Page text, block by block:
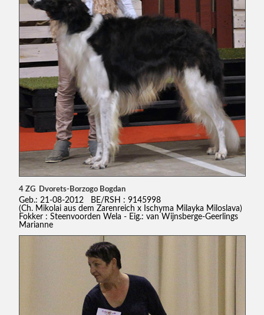
4 ZG Dvorets-Borzogo Bogdan
Geb.: 21-08-2012 BE/RSH : 9145998
(Ch. Mikolai aus dem Zarenreich x Ischyma Milayka Miloslava)
Fokker : Steenvoorden Wela - Eig.: van Wijnsberge-Geerlings
Marianne